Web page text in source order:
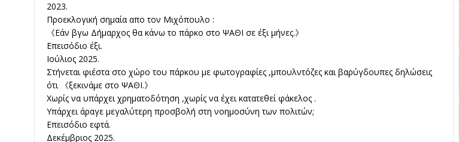
2023.
Προεκλογική σημαία απο τον Μιχόπουλο :
《Εάν βγω Δήμαρχος θα κάνω το πάρκο στο ΨΑΘΙ σε έξι μήνες.》
Επεισόδιο έξι.
Ιούλιος 2025.
Στήνεται φιέστα στο χώρο του πάρκου με φωτογραφίες ,μπουλντόζες και βαρύγδουπες δηλώσεις
ότι 《ξεκινάμε στο ΨΑΘΙ.》
Χωρίς να υπάρχει χρηματοδότηση ,χωρίς να έχει κατατεθεί φάκελος .
Υπάρχει άραγε μεγαλύτερη προσβολή στη νοημοσύνη των πολιτών;
Επεισόδιο εφτά.
Δεκέμβριος 2025.